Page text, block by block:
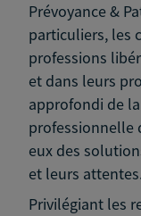
Prévoyance &
particuliers, les
professions
et dans leurs
approfondi de
professionnelle
eux des
et leurs attentes.
Privilégiant les